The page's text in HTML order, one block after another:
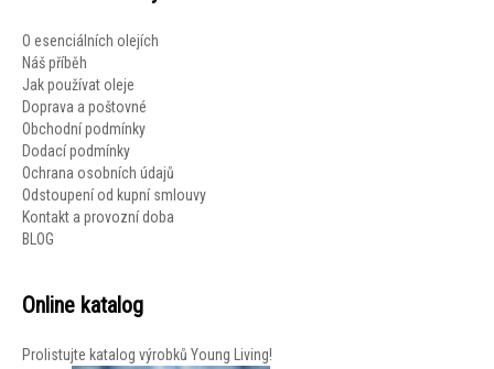
O esenciálních olejích
Náš příběh
Jak používat oleje
Doprava a poštovné
Obchodní podmínky
Dodací podmínky
Ochrana osobních údajů
Odstoupení od kupní smlouvy
Kontakt a provozní doba
BLOG
Online katalog
Prolistujte katalog výrobků Young Living!